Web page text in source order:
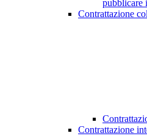
pubblicare
Contrattazione
Contrattazione